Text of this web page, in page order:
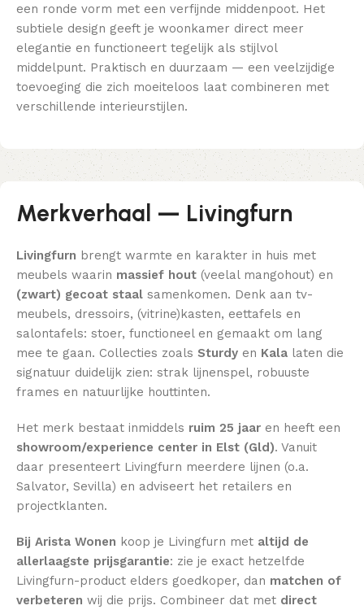
een ronde vorm met een verfijnde middenpoot. Het
subtiele design geeft je woonkamer direct meer
elegantie en functioneert tegelijk als stijlvol
middelpunt. Praktisch en duurzaam — een veelzijdige
toevoeging die zich moeiteloos laat combineren met
verschillende interieurstijlen.
Merkverhaal — Livingfurn
Livingfurn brengt warmte en karakter in huis met
meubels waarin massief hout (veelal mangohout) en
(zwart) gecoat staal samenkomen. Denk aan tv-
meubels, dressoirs, (vitrine)kasten, eettafels en
salontafels: stoer, functioneel en gemaakt om lang
mee te gaan. Collecties zoals Sturdy en Kala laten die
signatuur duidelijk zien: strak lijnenspel, robuuste
frames en natuurlijke houttinten.
Het merk bestaat inmiddels ruim 25 jaar en heeft een
showroom/experience center in Elst (Gld). Vanuit
daar presenteert Livingfurn meerdere lijnen (o.a.
Salvator, Sevilla) en adviseert het retailers en
projectklanten.
Bij Arista Wonen koop je Livingfurn met altijd de
allerlaagste prijsgarantie: zie je exact hetzelfde
Livingfurn-product elders goedkoper, dan matchen of
verbeteren wij die prijs. Combineer dat met direct